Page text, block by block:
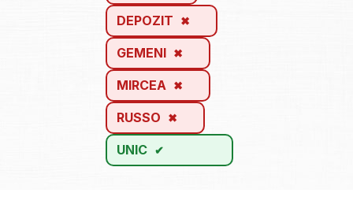
DEPOZIT
GEMENI
MIRCEA
RUSSO
UNIC